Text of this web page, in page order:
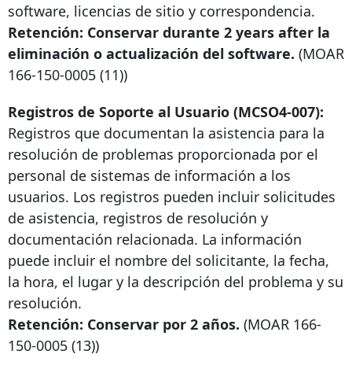
software, licencias de sitio y correspondencia.
Retención: Conservar durante 2 years after la
eliminación o actualización del software. (MOAR
166-150-0005 (11))
Registros de Soporte al Usuario (MCSO4-007):
Registros que documentan la asistencia para la
resolución de problemas proporcionada por el
personal de sistemas de información a los
usuarios. Los registros pueden incluir solicitudes
de asistencia, registros de resolución y
documentación relacionada. La información
puede incluir el nombre del solicitante, la fecha,
la hora, el lugar y la descripción del problema y su
resolución.
Retención: Conservar por 2 años. (MOAR 166-
150-0005 (13))